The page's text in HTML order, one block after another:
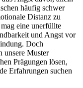
häufig schwer
Distanz zu
eine unerfüllte
und Angst vor
Doch
unsere Muster
Prägungen lösen,
Erfahrungen suchen